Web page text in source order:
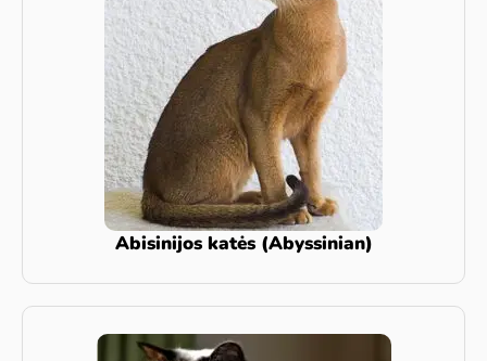
Abisinijos katės (Abyssinian)